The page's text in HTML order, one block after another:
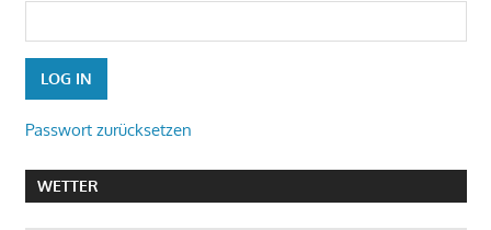
Passwort zurücksetzen
WETTER